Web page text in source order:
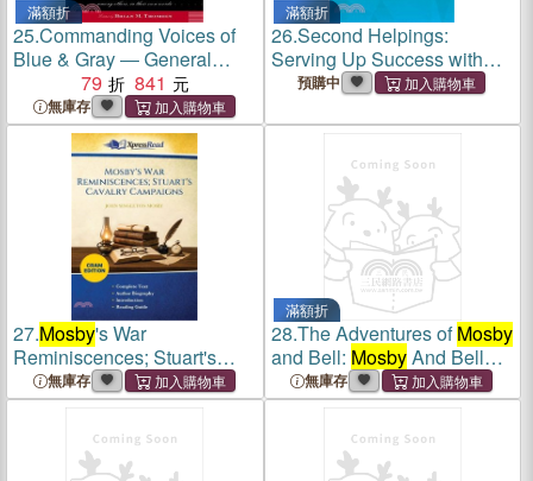
滿額折
25.Commanding Voices of
Blue & Gray ― General
William T. Sherman, General
George Custer, General
James Longstreet,and Major
Mosby, Among Others,
in Their Own Words
79 841
無庫存
滿額折
26.Second Helpings:
Serving Up Success with
Tier 2 Interventions (Proven
Every Student Thrives)
預購中
27.Mosby's War
Reminiscences; Stuart's
Cavalry Campaigns (Cram
Edition)
無庫存
滿額折
28.The Adventures ofMosby
and Bell: MosbyAnd Bell
Meet Mr. Bear
無庫存